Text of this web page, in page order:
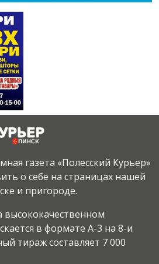
газета «Полесский Курьер»
о себе на страницах нашей
и пригороде.
высококачественном
в формате А-3 на 8-и
тираж составляет 7 000